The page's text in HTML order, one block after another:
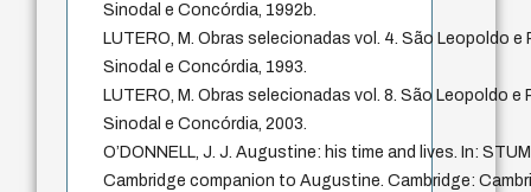
Sinodal e Concórdia, 1992b.
LUTERO, M. Obras selecionadas vol. 4. São Leopoldo
Sinodal e Concórdia, 1993.
LUTERO, M. Obras selecionadas vol. 8. São Leopoldo
Sinodal e Concórdia, 2003.
O’DONNELL, J. J. Augustine: his time and lives. In:
Cambridge companion to Augustine. Cambridge: